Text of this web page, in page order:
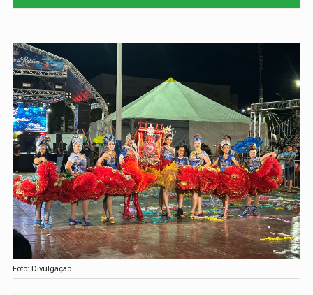
Foto: Divulgação